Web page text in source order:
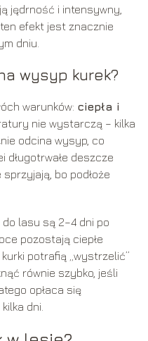
jędrność i intensywny,
efekt jest znacznie
dniu.
wysyp kurek?
warunków: ciepła i
nie wystarczą – kilka
odcina wysyp, co
długotrwałe deszcze
bo podłoże
lasu są 2–4 dni po
pozostają ciepłe
kurki potrafią „wystrzelić”
równie szybko, jeśli
opłaca się
dni.